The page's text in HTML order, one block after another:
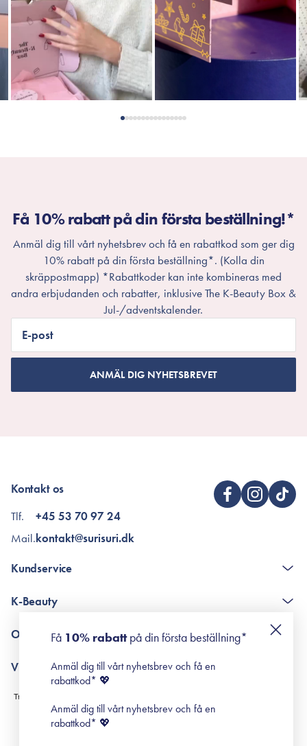
Få 10% rabatt på din första beställning!*
Anmäl dig till vårt nyhetsbrev och få en rabattkod som ger dig
10% rabatt på din första beställning*. (Kolla din
skräppostmapp) *Rabattkoder kan inte kombineras med
andra erbjudanden och rabatter, inklusive The K-Beauty Box &
Jul-/adventskalender.
E-post
ANMÄL DIG NYHETSBREVET
Kontakt os
Tlf.
Mail.
+45 53 70 97 24
kontakt@surisuri.dk
Kundservice
Poängshop - frågor och svar
K-Beauty
Retinol för nybörjare
Om Surisuri
Black Friday
Villkor
Leverans & Retur
Köpvillkor
Prenumerationsvillkor
Få 10% rabattpå din första beställning*
Anmäl dig till vårt nyhetsbrev och få en
rabattkod* 💖
Anmäl dig till vårt nyhetsbrev och få en
rabattkod* 💖